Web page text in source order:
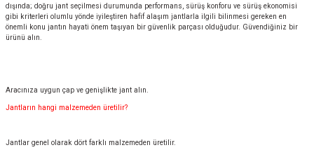
dışında; doğru jant seçilmesi durumunda performans, sürüş konforu ve sürüş ekonomisi
gibi kriterleri olumlu yönde iyileştiren hafif alaşım jantlarla ilgili bilinmesi gereken en
önemli konu jantın hayati önem taşıyan bir güvenlik parçası olduğudur. Güvendiğiniz bir
ürünü alın.
Aracınıza uygun çap ve genişlikte jant alın.
Jantların hangi malzemeden üretilir?
Jantlar genel olarak dört farklı malzemeden üretilir.